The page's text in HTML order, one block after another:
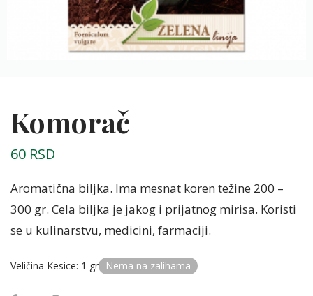
Komorač
60 RSD
Aromatična biljka. Ima mesnat koren težine 200 –
300 gr. Cela biljka je jakog i prijatnog mirisa. Koristi
se u kulinarstvu, medicini, farmaciji.
Veličina Kesice: 1 gr Nema na zalihama